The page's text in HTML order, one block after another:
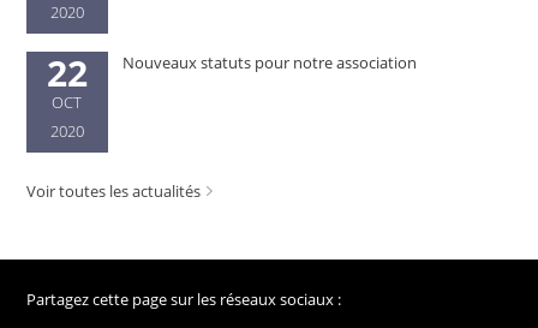
2020
22
OCT
2020
Nouveaux statuts pour notre association
Voir toutes les actualités
Partagez cette page sur les réseaux sociaux :